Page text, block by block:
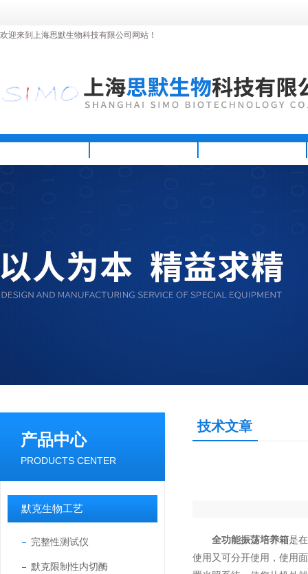
欢迎来到上海思默生物科技有限公司网站！
产品中心
PRODUCTS CENTER
默克生物工艺
完整性测试仪
默克限制性内切酶
技术文章
全功能振荡培养箱是
使用又可分开使用，使用